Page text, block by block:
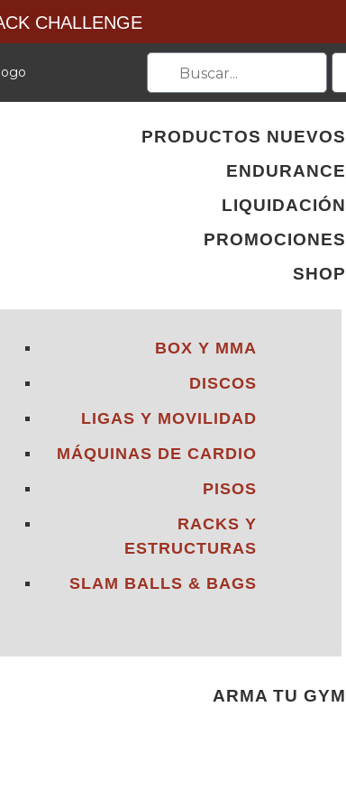
CHALLENGE
PRODUCTOS NUEVOS
ENDURANCE
LIQUIDACIÓN
PROMOCIONES
SHOP
BOX Y MMA
DISCOS
LIGAS Y MOVILIDAD
MÁQUINAS DE CARDIO
PISOS
RACKS Y
ESTRUCTURAS
SLAM BALLS & BAGS
ARMA TU GYM